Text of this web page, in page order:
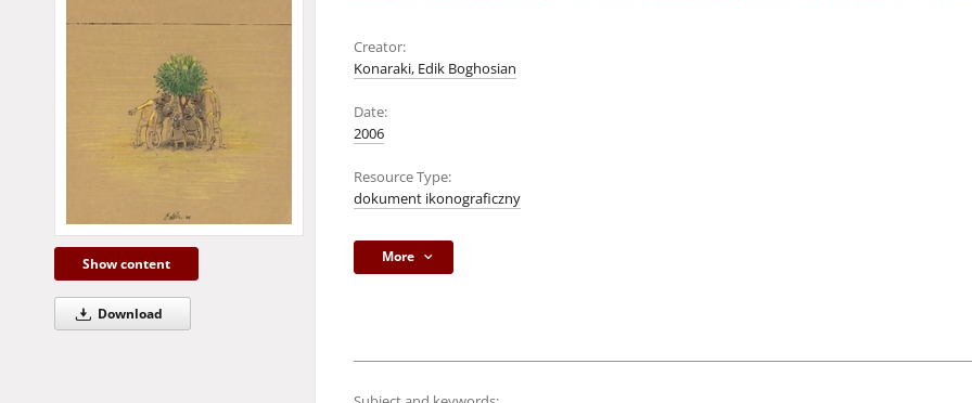
Show content
Download
Creator:
Konaraki, Edik Boghosian
Date:
2006
Resource Type:
dokument ikonograficzny
More